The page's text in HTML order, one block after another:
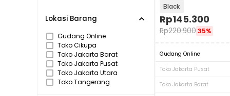
Toko Tangerang
Senin - Jumat
Senin - Jumat
Lokasi Barang
Gudang Online
Toko Cikupa
Toko Jakarta Barat
Toko Jakarta Pusat
Toko Jakarta Utara
Toko Tangerang
Black
Rp145.300
Rp220.900 35%
Gudang Online
Toko Jakarta Pusat
Toko Jakarta Barat